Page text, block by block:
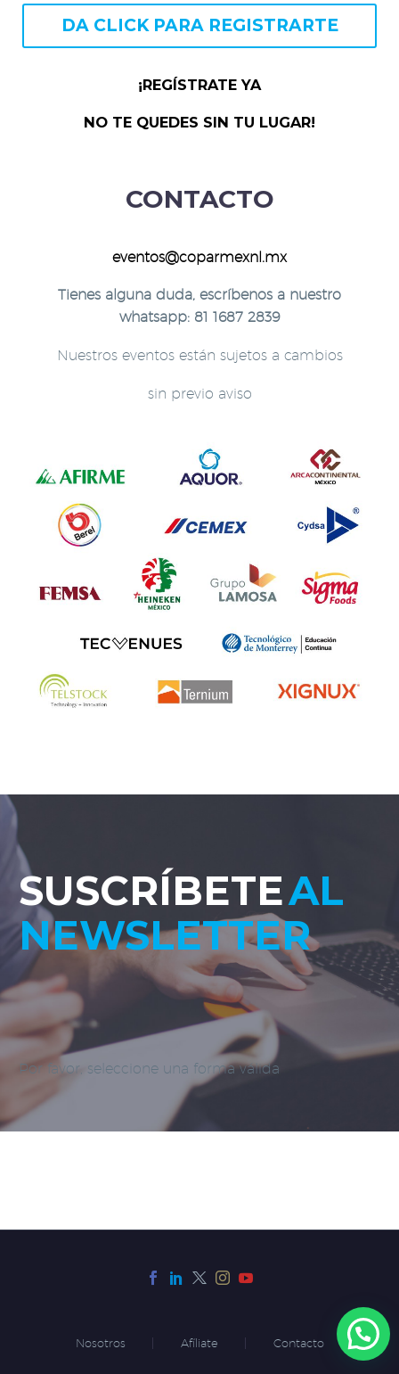
DA CLICK PARA REGISTRARTE
¡REGÍSTRATE YA
NO TE QUEDES SIN TU LUGAR!
CONTACTO
eventos@coparmexnl.mx
Tienes alguna duda, escríbenos a nuestro
whatsapp: 81 1687 2839
Nuestros eventos están sujetos a cambios
sin previo aviso
SUSCRÍBETEAL
NEWSLETTER
Por favor, seleccione una forma válida
Nosotros Afíliate Contacto